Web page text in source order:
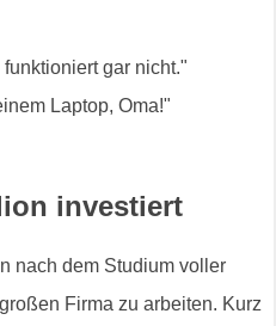
gar nicht."
Laptop, Oma!"
investiert
nach dem Studium voller
Firma zu arbeiten. Kurz